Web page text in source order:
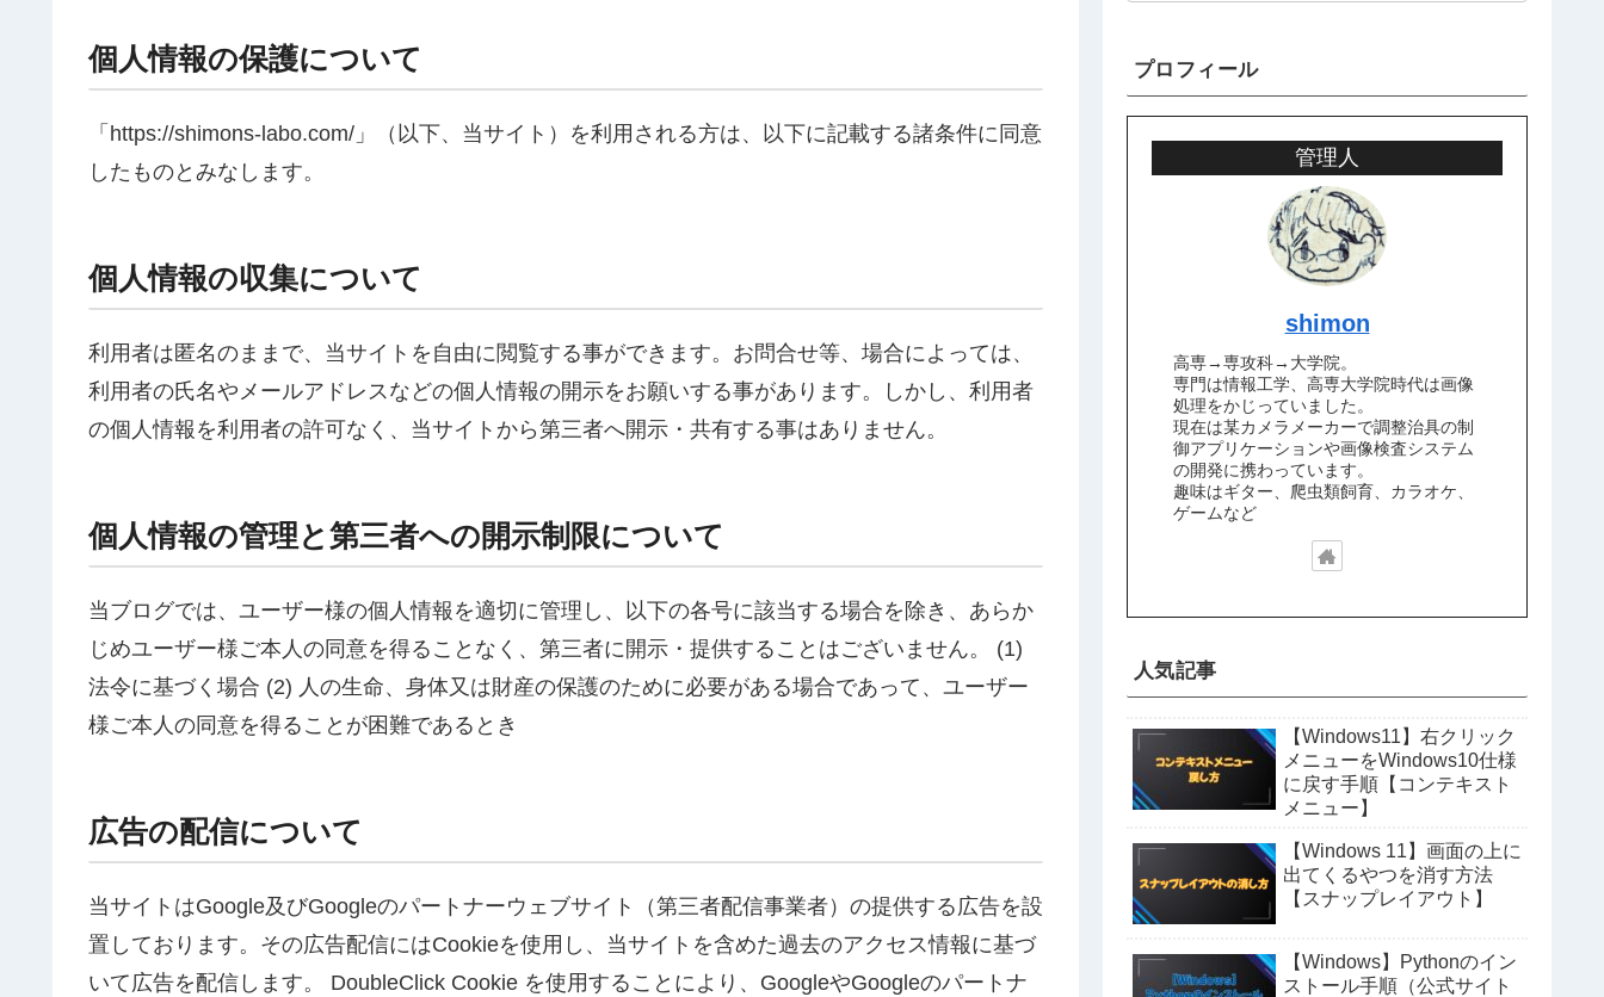
個人情報の保護について
「https://shimons-labo.com/」（以下、当サイト）を利用される方は、以下に記載する諸条件に同意
したものとみなします。
個人情報の収集について
利用者は匿名のままで、当サイトを自由に閲覧する事ができます。お問合せ等、場合によっては、
利用者の氏名やメールアドレスなどの個人情報の開示をお願いする事があります。しかし、利用者
の個人情報を利用者の許可なく、当サイトから第三者へ開示・共有する事はありません。
個人情報の管理と第三者への開示制限について
当ブログでは、ユーザー様の個人情報を適切に管理し、以下の各号に該当する場合を除き、あらか
じめユーザー様ご本人の同意を得ることなく、第三者に開示・提供することはございません。 (1)
法令に基づく場合 (2) 人の生命、身体又は財産の保護のために必要がある場合であって、ユーザー
様ご本人の同意を得ることが困難であるとき
広告の配信について
当サイトはGoogle及びGoogleのパートナーウェブサイト（第三者配信事業者）の提供する広告を設
置しております。その広告配信にはCookieを使用し、当サイトを含めた過去のアクセス情報に基づ
いて広告を配信します。 DoubleClick Cookie を使用することにより、GoogleやGoogleのパートナ
プロフィール
管理人
shimon
高専→専攻科→大学院。
専門は情報工学、高専大学院時代は画像
処理をかじっていました。
現在は某カメラメーカーで調整治具の制
御アプリケーションや画像検査システム
の開発に携わっています。
趣味はギター、爬虫類飼育、カラオケ、
ゲームなど
人気記事
【Windows11】右クリック
メニューをWindows10仕様
に戻す手順【コンテキスト
メニュー】
【Windows 11】画面の上に
出てくるやつを消す方法
【スナップレイアウト】
【Windows】Pythonのイン
ストール手順（公式サイト